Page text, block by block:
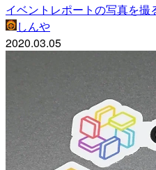
イベントレポートの写真を撮
しんや
2020.03.05